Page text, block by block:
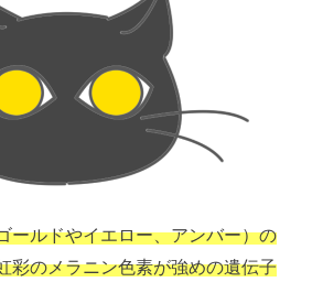
ールドやイエロー、アンバー）の
彩のメラニン色素が強めの遺伝子